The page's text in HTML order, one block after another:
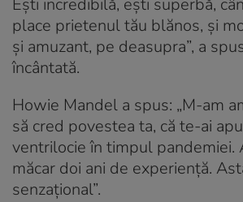
Ești incredibilă, ești superbă,
place prietenul tău blănos, și
și amuzant, pe deasupra”, a
încântată.
Howie Mandel a spus: „M-am
să cred povestea ta, că te-ai
ventrilocie în timpul pandemiei.
măcar doi ani de experiență.
senzațional”.